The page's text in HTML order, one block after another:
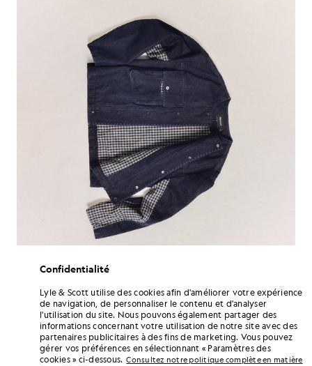
Confidentialité
Lyle & Scott utilise des cookies afin d'améliorer votre expérience
de navigation, de personnaliser le contenu et d'analyser
l'utilisation du site. Nous pouvons également partager des
informations concernant votre utilisation de notre site avec des
partenaires publicitaires à des fins de marketing. Vous pouvez
gérer vos préférences en sélectionnant « Paramètres des
cookies » ci-dessous. Consultez notre politique complète en matière